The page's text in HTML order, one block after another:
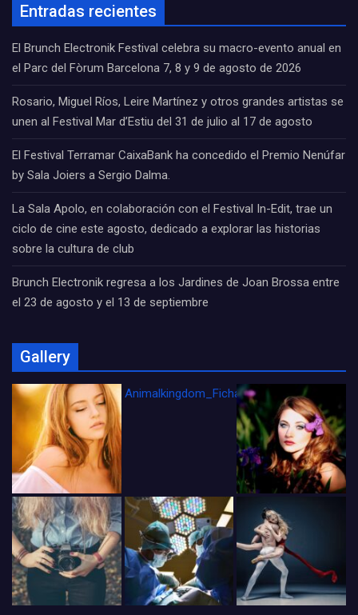
Entradas recientes
El Brunch Electronik Festival celebra su macro-evento anual en
el Parc del Fòrum Barcelona 7, 8 y 9 de agosto de 2026
Rosario, Miguel Ríos, Leire Martínez y otros grandes artistas se
unen al Festival Mar d’Estiu del 31 de julio al 17 de agosto
El Festival Terramar CaixaBank ha concedido el Premio Nenúfar
by Sala Joiers a Sergio Dalma.
La Sala Apolo, en colaboración con el Festival In-Edit, trae un
ciclo de cine este agosto, dedicado a explorar las historias
sobre la cultura de club
Brunch Electronik regresa a los Jardines de Joan Brossa entre
el 23 de agosto y el 13 de septiembre
Gallery
Animalkingdom_FichaCine